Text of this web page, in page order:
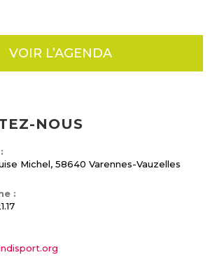
VOIR L’AGENDA
NOUS
Michel, 58640 Varennes-Vauzelles
: